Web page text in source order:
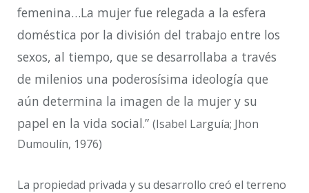
femenina…La mujer fue relegada a la esfera
doméstica por la división del trabajo entre los
sexos, al tiempo, que se desarrollaba a través
de milenios una poderosísima ideología que
aún determina la imagen de la mujer y su
papel en la vida social.” (Isabel Larguía; Jhon
Dumoulín, 1976)
La propiedad privada y su desarrollo creó el terreno